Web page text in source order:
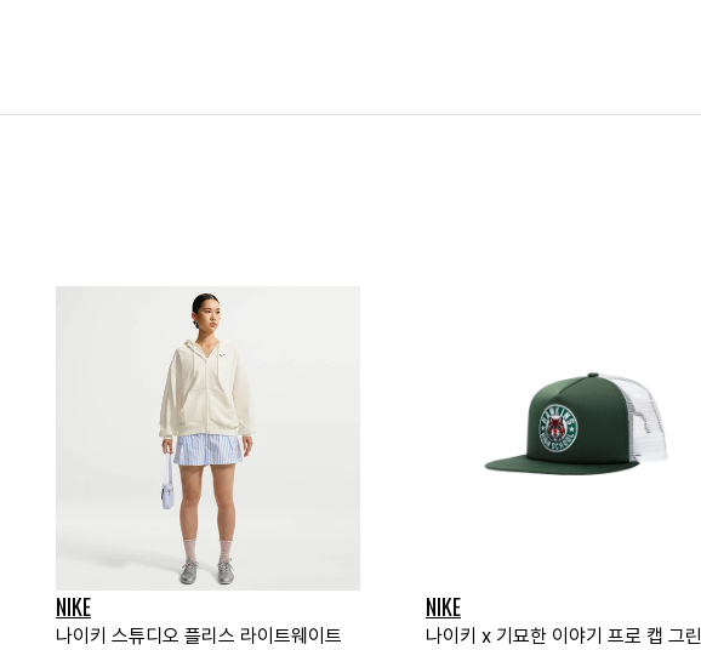
NIKE
나이키 스튜디오 플리스 라이트웨이트
NIKE
나이키 x 기묘한 이야기 프로 캡 그린